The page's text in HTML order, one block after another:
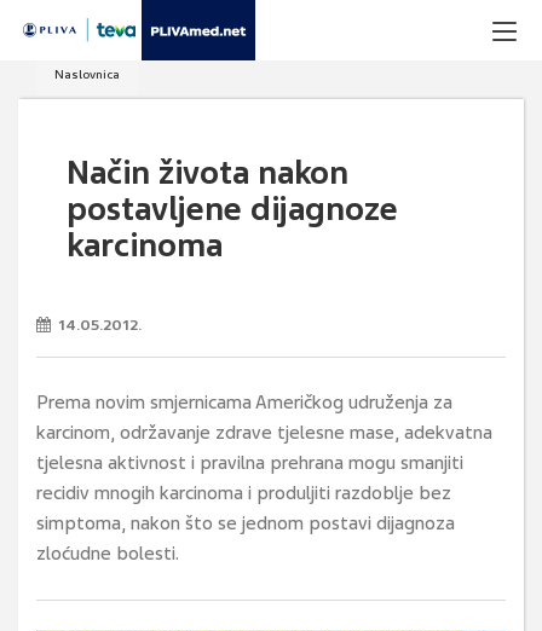
Naslovnica
Način života nakon
postavljene dijagnoze
karcinoma
14.05.2012.
Prema novim smjernicama Američkog udruženja za
karcinom, održavanje zdrave tjelesne mase, adekvatna
tjelesna aktivnost i pravilna prehrana mogu smanjiti
recidiv mnogih karcinoma i produljiti razdoblje bez
simptoma, nakon što se jednom postavi dijagnoza
zloćudne bolesti.